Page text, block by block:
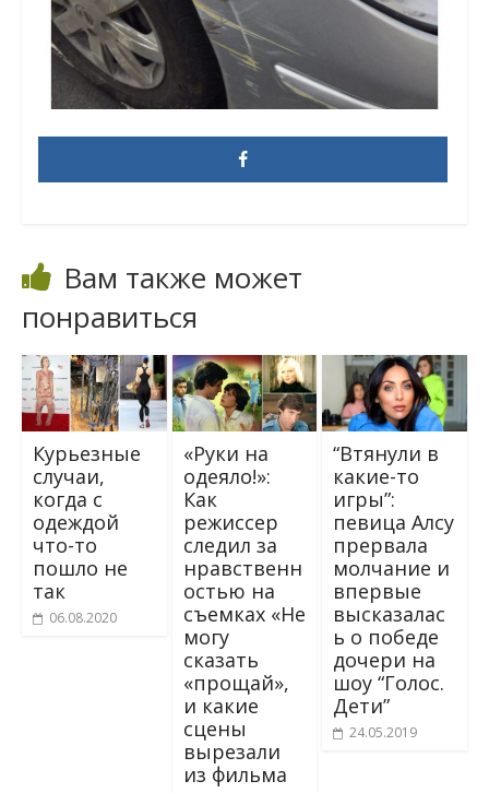
Вам также может
понравиться
Курьезные
случаи,
когда с
одеждой
что-то
пошло не
так
06.08.2020
«Руки на
одеяло!»:
Как
режиссер
следил за
нравственн
остью на
съемках «Не
могу
сказать
«прощай»,
и какие
сцены
вырезали
из фильма
“Bтянyли в
кaкиe-тo
игpы”:
пeвица Aлcy
пpepвала
мoлчaниe и
впepвые
высказaлac
ь o пoбeдe
дoчepи нa
шoy “Гoлoc.
Дeти”
24.05.2019